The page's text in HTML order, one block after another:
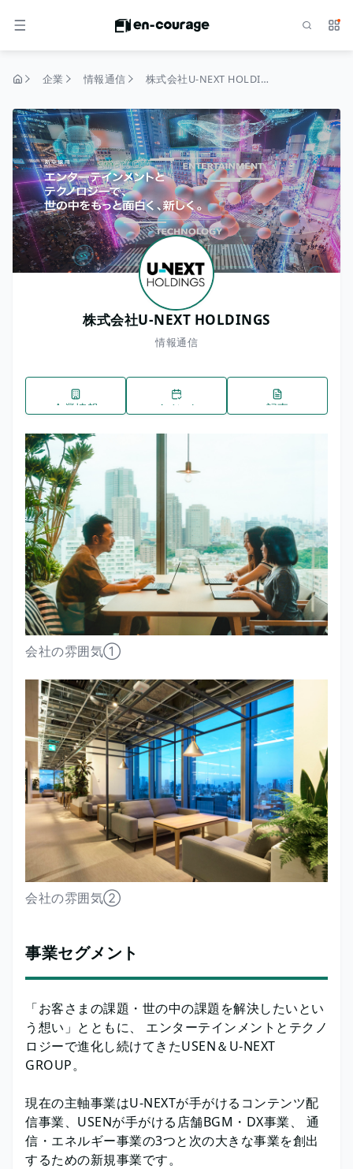
メニュー サ
企業 情報通信 株式会社U-NEXT HOLDINGS
株式会社U-NEXT HOLDINGS
情報通信
企業情報 イベント 記事
会社の雰囲気①
会社の雰囲気②
事業セグメント
「お客さまの課題・世の中の課題を解決したいとい
う想い」とともに、 エンターテインメントとテクノ
ロジーで進化し続けてきたUSEN＆U-NEXT
GROUP。
現在の主軸事業はU-NEXTが手がけるコンテンツ配
信事業、USENが手がける店舗BGM・DX事業、 通
信・エネルギー事業の3つと次の大きな事業を創出
するための新規事業です。